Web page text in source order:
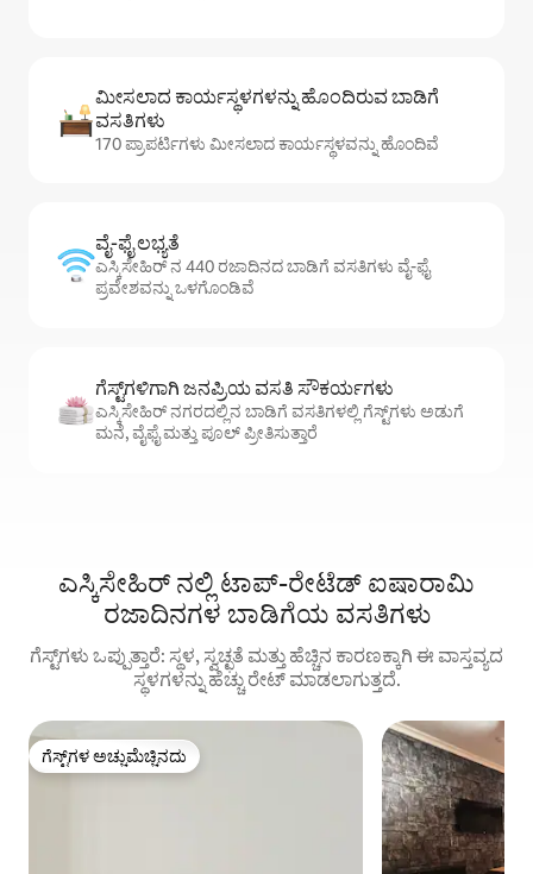
ಮೀಸಲಾದ ಕಾರ್ಯಸ್ಥಳಗಳನ್ನು ಹೊಂದಿರುವ ಬಾಡಿಗೆ
ವಸತಿಗಳು
170 ಪ್ರಾಪರ್ಟಿಗಳು ಮೀಸಲಾದ ಕಾರ್ಯಸ್ಥಳವನ್ನು ಹೊಂದಿವೆ
ವೈ-ಫೈ ಲಭ್ಯತೆ
ಎಸ್ಕಿಸೇಹಿರ್ ನ 440 ರಜಾದಿನದ ಬಾಡಿಗೆ ವಸತಿಗಳು ವೈ-ಫೈ
ಪ್ರವೇಶವನ್ನು ಒಳಗೊಂಡಿವೆ
ಗೆಸ್ಟ್‌ಗಳಿಗಾಗಿ ಜನಪ್ರಿಯ ವಸತಿ ಸೌಕರ್ಯಗಳು
ಎಸ್ಕಿಸೇಹಿರ್ ನಗರದಲ್ಲಿನ ಬಾಡಿಗೆ ವಸತಿಗಳಲ್ಲಿ ಗೆಸ್ಟ್‌ಗಳು ಅಡುಗೆ
ಮನೆ, ವೈಫೈ ಮತ್ತು ಪೂಲ್ ಪ್ರೀತಿಸುತ್ತಾರೆ
ಎಸ್ಕಿಸೇಹಿರ್ ನಲ್ಲಿ ಟಾಪ್-ರೇಟೆಡ್ ಐಷಾರಾಮಿ
ರಜಾದಿನಗಳ ಬಾಡಿಗೆಯ ವಸತಿಗಳು
ಗೆಸ್ಟ್‌ಗಳು ಒಪ್ಪುತ್ತಾರೆ: ಸ್ಥಳ, ಸ್ವಚ್ಛತೆ ಮತ್ತು ಹೆಚ್ಚಿನ ಕಾರಣಕ್ಕಾಗಿ ಈ ವಾಸ್ತವ್ಯದ
ಸ್ಥಳಗಳನ್ನು ಹೆಚ್ಚು ರೇಟ್ ಮಾಡಲಾಗುತ್ತದೆ.
ಗೆಸ್ಟ್‌ಗಳ ಅಚ್ಚುಮೆಚ್ಚಿನದು
ಗೆಸ್ಟ್‌ಗಳ ಅಚ್ಚುಮೆಚ್ಚಿನದು